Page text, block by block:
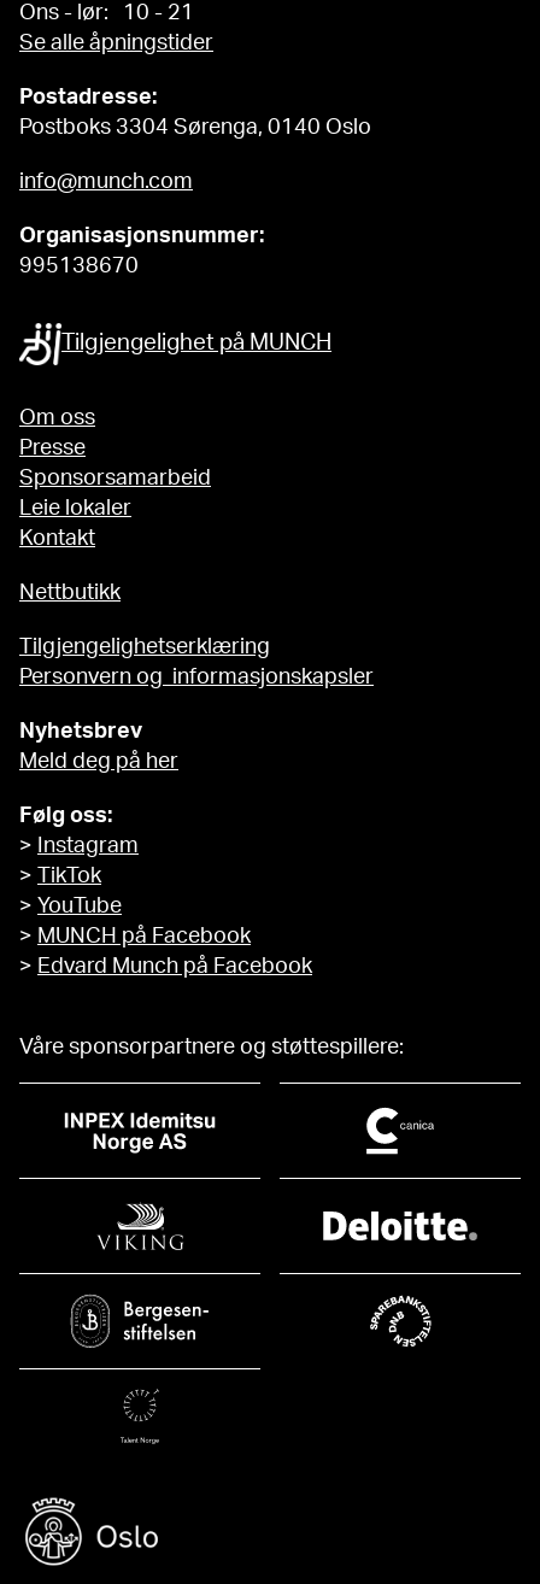
Ons - lør: 10 - 21
Se alle åpningstider
Postadresse:
Postboks 3304 Sørenga, 0140 Oslo
info@munch.com
Organisasjonsnummer:
995138670
Tilgjengelighet på MUNCH
Om oss
Presse
Sponsorsamarbeid
Leie lokaler
Kontakt
Nettbutikk
Tilgjengelighetserklæring
Personvern og informasjonskapsler
Nyhetsbrev
Meld deg på her
Følg oss:
>
Instagram
>
TikTok
> YouTube
> MUNCH på Facebook
> Edvard Munch på Facebook
Våre sponsorpartnere og støttespillere: